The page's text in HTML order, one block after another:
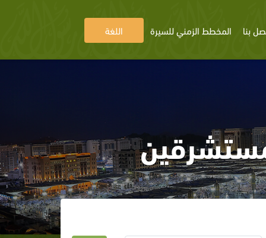
بنا المخطط الزمني للسيرة اللغة